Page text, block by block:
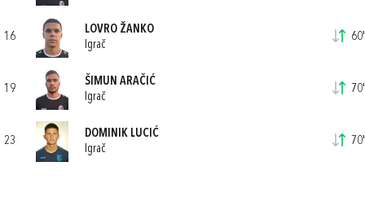
16
LOVRO ŽANKO
Igrač
60'
19
ŠIMUN ARAČIĆ
Igrač
70'
23
DOMINIK LUCIĆ
Igrač
70'